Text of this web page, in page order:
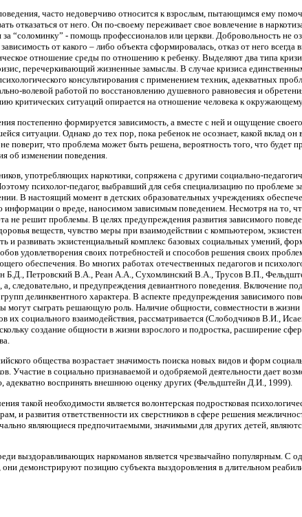
часто недоверчиво относится к взрослым, пытающимся ему
отказаться от него. Он по-своему переживает свое вовлечение в
за “соломинку” - помощь профессионалов или церкви. Добровольность не
от какого – либо объекта сформировалась, отказ от него
отношение среды по отношению к ребенку. Выделяют два типа
перечеркивающий жизненные замыслы. В случае кризиса
консультирования с применением техник, адекватных
волевой работой по восстановлению душевного равновесия и
критических ситуаций опирается на отношение человека к
постепенно формируется зависимость, а вместе с ней и ощущение
ситуации. Однако до тех пор, пока ребенок не осознает, какой вклад
поверит, что проблема может быть решена, вероятность того, что будет
об изменении поведения.
употребляющих наркотики, сопряжена с другими социально-
психолог-педагог, выбравший для себя специализацию по проблеме
В настоящий момент в детских образовательных учреждениях
о вреде, наносимом зависимым поведением. Несмотря на то,
не решит проблемы. В целях предупреждения развития зависимого
веществ, чувство меры при взаимодействии с компьютером,
и развивать экзистенциальный комплекс базовых социальных умений,
удовлетворения своих потребностей и способов решения своих
обеспечения. Во многих работах отечественных педагогов и
Петровский В.А., Реан А.А., Сухомлинский В.А., Трусов В.П.,
а, следовательно, и предупреждения девиантного поведения. Включение
делинквентного характера. В аспекте предупреждения зависимого
могут сыграть решающую роль. Наличие общности, совместности в жизни
их социального взаимодействия, рассматривается (Слободчиков В.И.,
создание общности в жизни взрослого и подростка, расширение
общества возрастает значимость поиска новых видов и форм
Участие в социально признаваемой и одобряемой деятельности дает
адекватно воспринять внешнюю оценку других (Фельдштейн Д.И., 1999).
такой необходимости является волонтерская подростковая
и развития ответственности их сверстников в сфере решения
являющиеся предпочитаемыми, значимыми для других детей,
выздоравливающих наркоманов является чрезвычайно популярным.
демонстрируют позицию субъекта выздоровления в длительном